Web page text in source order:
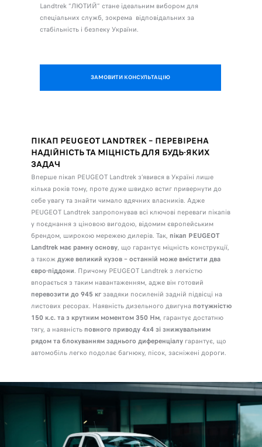
Landtrek “ЛЮТИЙ” стане ідеальним вибором для
спеціальних служб, зокрема відповідальних за
стабільність і безпеку України.
ЗАМОВИТИ КОНСУЛЬТАЦІЮ
ПІКАП PEUGEOT LANDTREK – ПЕРЕВІРЕНА
НАДІЙНІСТЬ ТА МІЦНІСТЬ ДЛЯ БУДЬ-ЯКИХ
ЗАДАЧ
Вперше пікап PEUGEOT Landtrek з’явився в Україні лише
кілька років тому, проте дуже швидко встиг привернути до
себе увагу та знайти чимало вдячних власників. Адже
PEUGEOT Landtrek запропонував всі ключові переваги пікапів
у поєднання з ціновою вигодою, відомим європейським
брендом, широкою мережею дилерів. Так, пікап PEUGEOT
Landtrek має рамну основу, що гарантує міцність конструкції,
а такождуже великий кузов – останній може вмістити два
євро-піддони. Причому PEUGEOT Landtrek з легкістю
впорається з таким навантаженням, адже він готовий
перевозити до 945 кгзавдяки посиленій задній підвісці на
листових ресорах. Наявність дизельного двигуна потужністю
150 к.с. та з крутним моментом 350 Нм, гарантує достатню
тягу, а наявність повного приводу 4х4 зі знижувальним
рядом та блокуванням заднього диференціалугарантує, що
автомобіль легко подолає багнюку, пісок, засніжені дороги.